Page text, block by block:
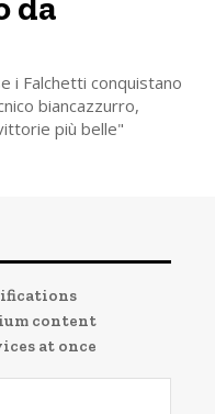
i Falchetti conquistano
biancazzurro,
più belle"
content
at once